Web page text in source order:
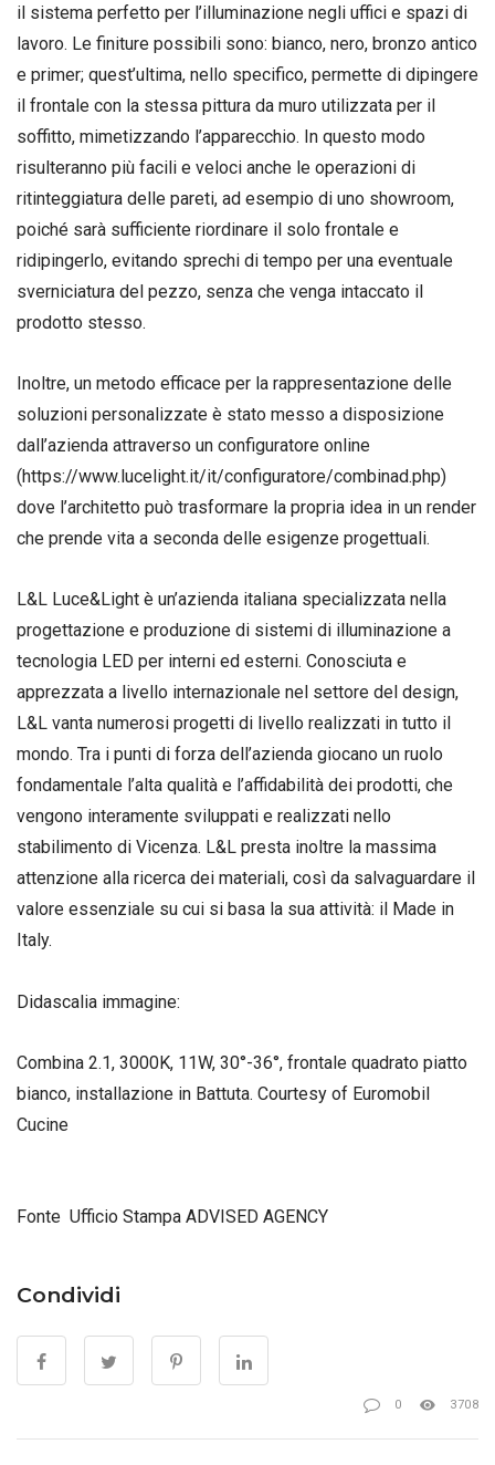
il sistema perfetto per l’illuminazione negli uffici e spazi di
lavoro. Le finiture possibili sono: bianco, nero, bronzo antico
e primer; quest’ultima, nello specifico, permette di dipingere
il frontale con la stessa pittura da muro utilizzata per il
soffitto, mimetizzando l’apparecchio. In questo modo
risulteranno più facili e veloci anche le operazioni di
ritinteggiatura delle pareti, ad esempio di uno showroom,
poiché sarà sufficiente riordinare il solo frontale e
ridipingerlo, evitando sprechi di tempo per una eventuale
sverniciatura del pezzo, senza che venga intaccato il
prodotto stesso.
Inoltre, un metodo efficace per la rappresentazione delle
soluzioni personalizzate è stato messo a disposizione
dall’azienda attraverso un configuratore online
(https://www.lucelight.it/it/configuratore/combinad.php)
dove l’architetto può trasformare la propria idea in un render
che prende vita a seconda delle esigenze progettuali.
L&L Luce&Light è un’azienda italiana specializzata nella
progettazione e produzione di sistemi di illuminazione a
tecnologia LED per interni ed esterni. Conosciuta e
apprezzata a livello internazionale nel settore del design,
L&L vanta numerosi progetti di livello realizzati in tutto il
mondo. Tra i punti di forza dell’azienda giocano un ruolo
fondamentale l’alta qualità e l’affidabilità dei prodotti, che
vengono interamente sviluppati e realizzati nello
stabilimento di Vicenza. L&L presta inoltre la massima
attenzione alla ricerca dei materiali, così da salvaguardare il
valore essenziale su cui si basa la sua attività: il Made in
Italy.
Didascalia immagine:
Combina 2.1, 3000K, 11W, 30°-36°, frontale quadrato piatto
bianco, installazione in Battuta. Courtesy of Euromobil
Cucine
Fonte Ufficio Stampa ADVISED AGENCY
Condividi
0 3708